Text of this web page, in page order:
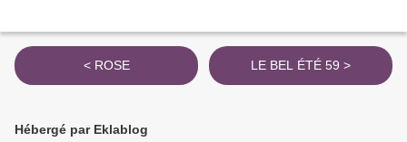
< ROSE LE BEL ÉTÉ 59 >
Hébergé par Eklablog